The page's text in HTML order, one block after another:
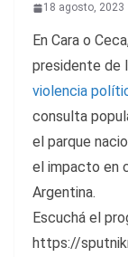
18 agosto, 2023
En Cara o
presidente de
violencia
consulta
el parque
el impacto en
Argentina.
Escuchá el
https://